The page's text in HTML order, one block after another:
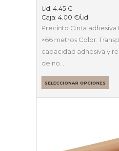
Ud: 4.45 €
Caja: 4.00 €/ud
Precinto Cinta adhesiva
×66 metros Color:
capacidad adhesiva y
de no…
SELECCIONAR OPCIONES